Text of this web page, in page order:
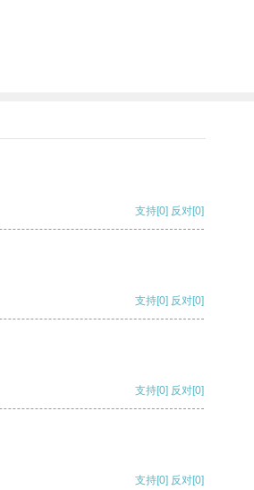
支持[0] 反对[0]
支持[0] 反对[0]
支持[0] 反对[0]
支持[0] 反对[0]